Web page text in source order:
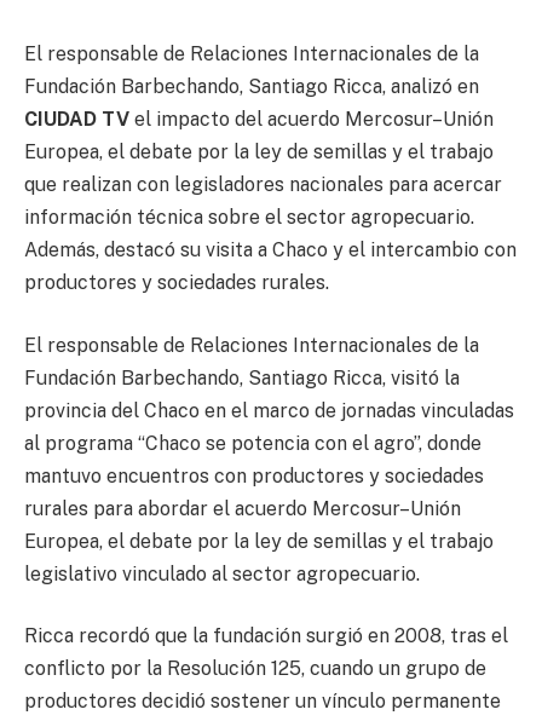
El responsable de Relaciones Internacionales de la
Fundación Barbechando, Santiago Ricca, analizó en
CIUDAD TV el impacto del acuerdo Mercosur–Unión
Europea, el debate por la ley de semillas y el trabajo
que realizan con legisladores nacionales para acercar
información técnica sobre el sector agropecuario.
Además, destacó su visita a Chaco y el intercambio con
productores y sociedades rurales.
El responsable de Relaciones Internacionales de la
Fundación Barbechando, Santiago Ricca, visitó la
provincia del Chaco en el marco de jornadas vinculadas
al programa “Chaco se potencia con el agro”, donde
mantuvo encuentros con productores y sociedades
rurales para abordar el acuerdo Mercosur–Unión
Europea, el debate por la ley de semillas y el trabajo
legislativo vinculado al sector agropecuario.
Ricca recordó que la fundación surgió en 2008, tras el
conflicto por la Resolución 125, cuando un grupo de
productores decidió sostener un vínculo permanente